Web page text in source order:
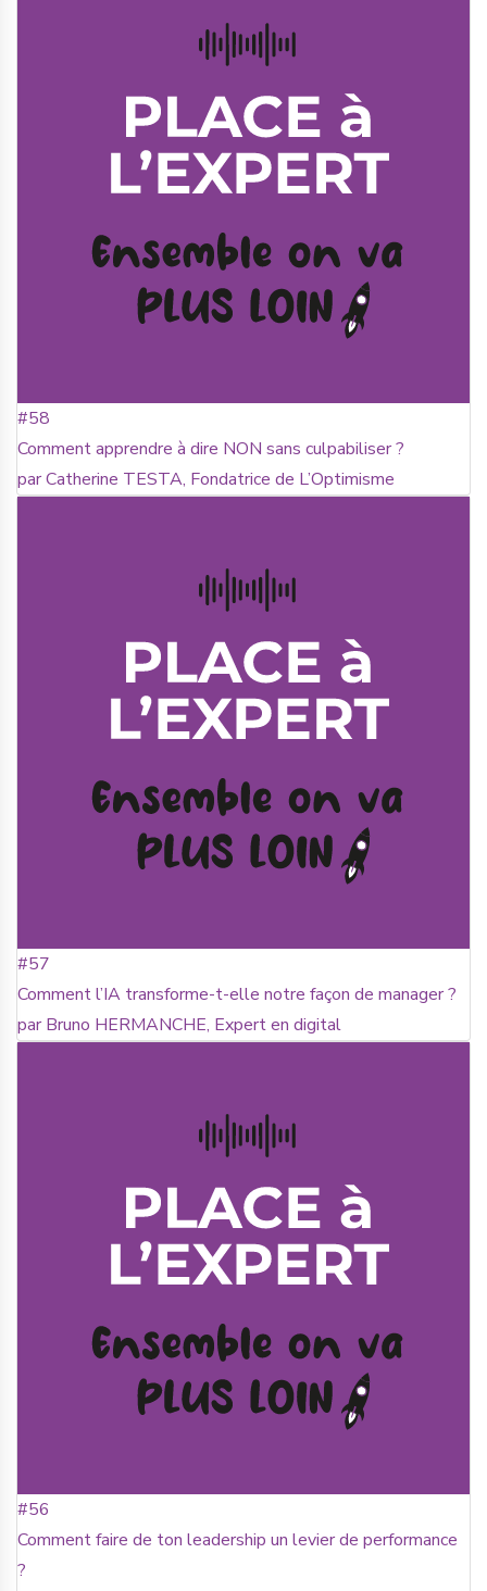
#58
Comment apprendre à dire NON sans culpabiliser ?
par Catherine TESTA, Fondatrice de L’Optimisme
#57
Comment l’IA transforme-t-elle notre façon de manager ?
par Bruno HERMANCHE, Expert en digital
#56
Comment faire de ton leadership un levier de performance
?